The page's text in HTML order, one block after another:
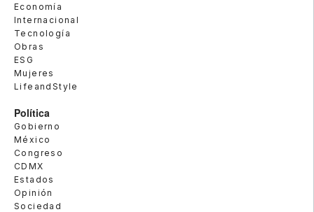
Economía
Internacional
Tecnología
Obras
ESG
Mujeres
LifeandStyle
Política
Gobierno
México
Congreso
CDMX
Estados
Opinión
Sociedad